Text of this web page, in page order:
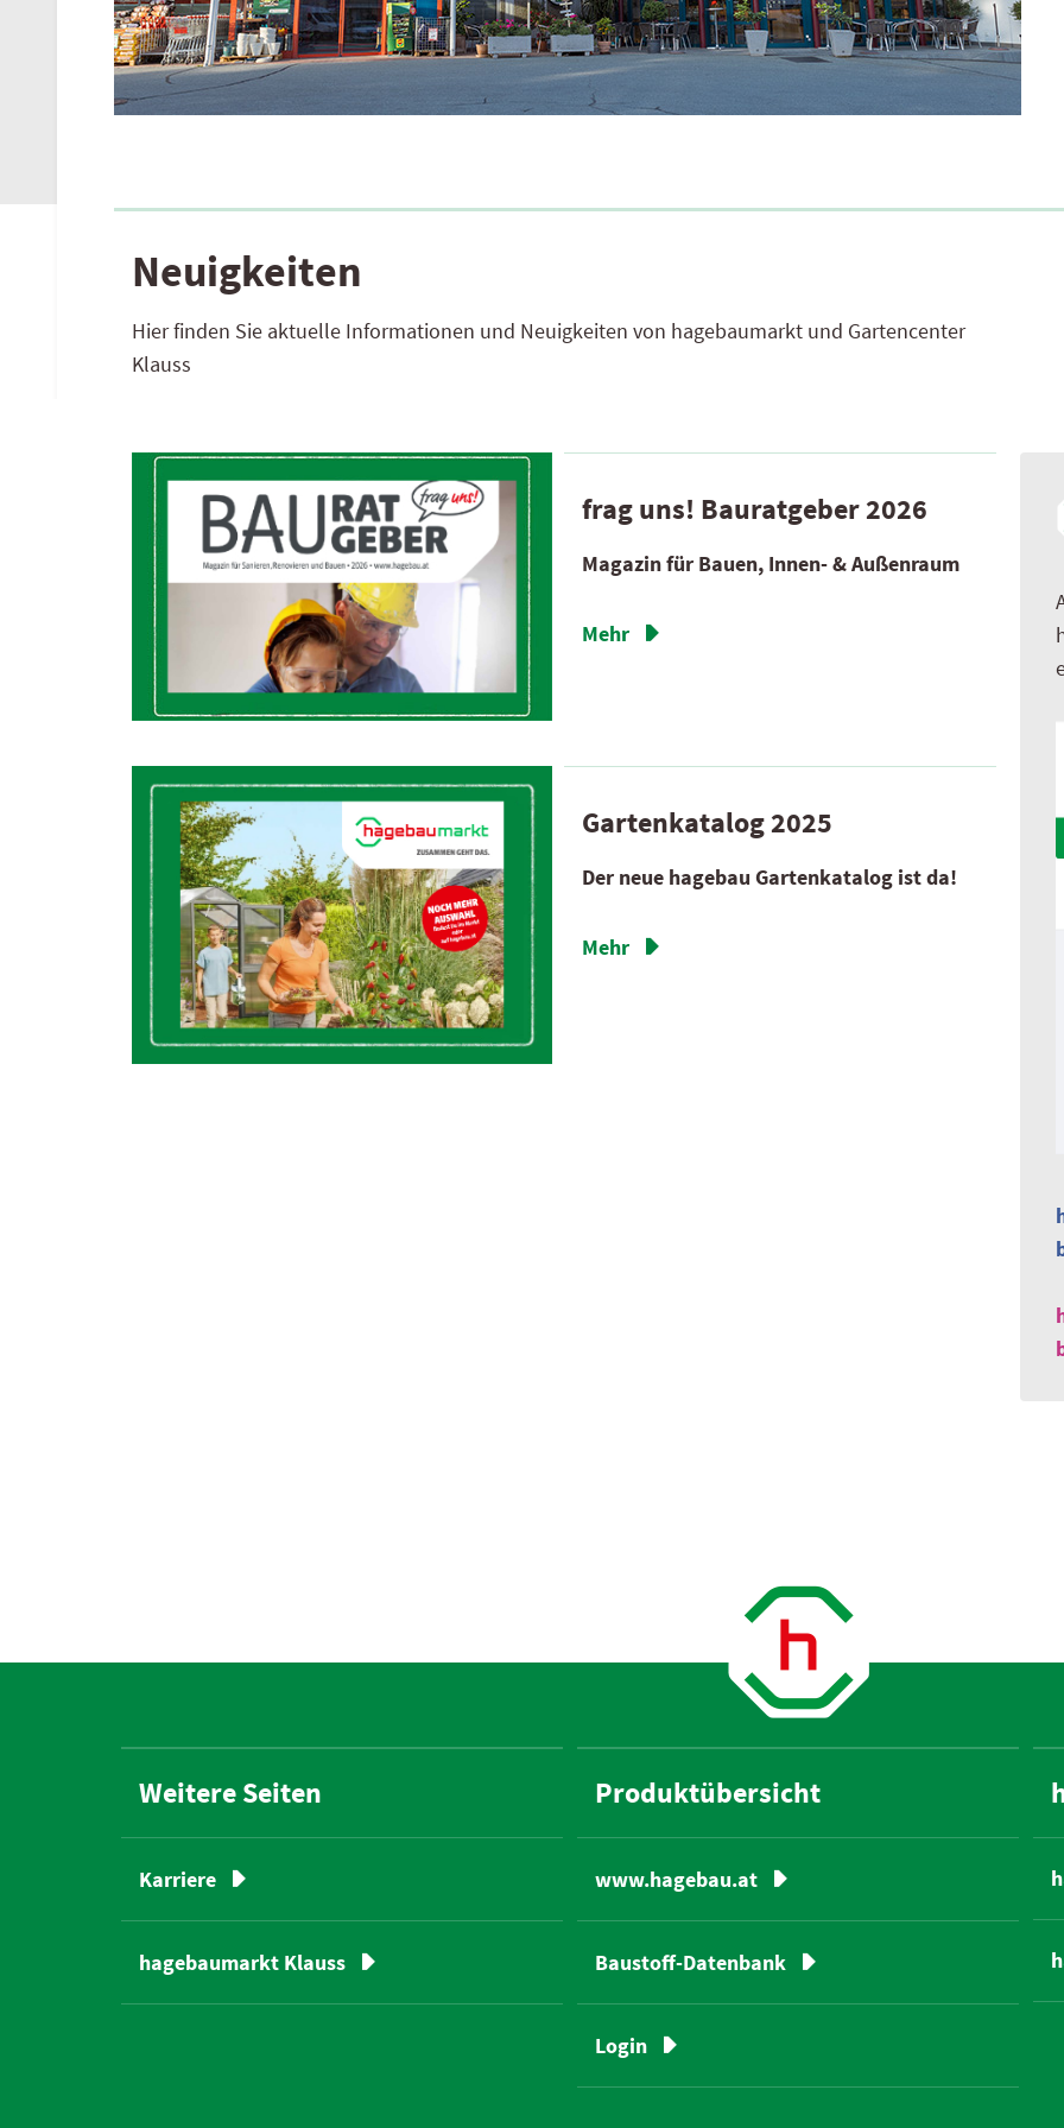
Widmoser Aktionsprodukte 2025
Leistungserklärungen
AGB
hagebau Österreich
Neuigkeiten
Hier finden Sie aktuelle Informationen und Neuigkeiten von hagebaumarkt und Gartencenter
Klauss
frag uns! Bauratgeber 2026
Magazin für Bauen, Innen- & Außenraum
Mehr
Gartenkatalog 2025
Der neue hagebau Gartenkatalog ist da!
Mehr
Weitere Seiten
Karriere
hagebaumarkt Klauss
Produktübersicht
www.hagebau.at
Baustoff-Datenbank
Login